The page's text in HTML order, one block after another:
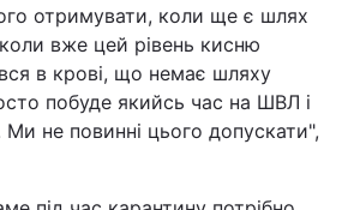
отримувати, коли ще є шлях
вже цей рівень кисню
в крові, що немає шляху
побуде якийсь час на ШВЛ і
не повинні цього допускати",